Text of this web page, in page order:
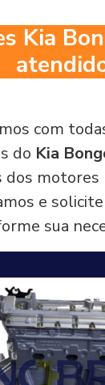
Kia
com
do Kia
dos motores
e
sua